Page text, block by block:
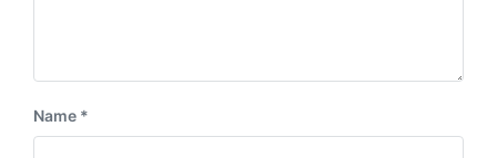
Name *